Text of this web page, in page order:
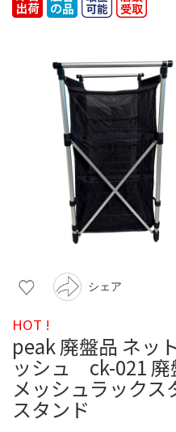
シェア
HOT !
peak 廃盤品 ネッ
ッシュ ck-021 廃
メッシュラックス
スタンド